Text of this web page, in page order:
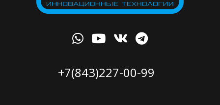
+7(843)227-00-99